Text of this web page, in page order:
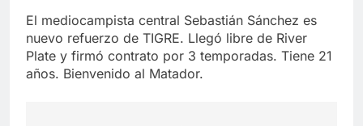
El mediocampista central Sebastián Sánchez es
nuevo refuerzo de TIGRE. Llegó libre de River
Plate y firmó contrato por 3 temporadas. Tiene 21
años. Bienvenido al Matador.